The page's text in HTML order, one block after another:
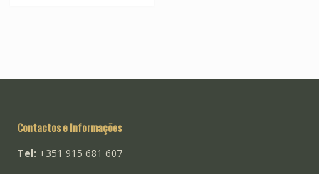
Contactos e Informações
Tel: +351 915 681 607